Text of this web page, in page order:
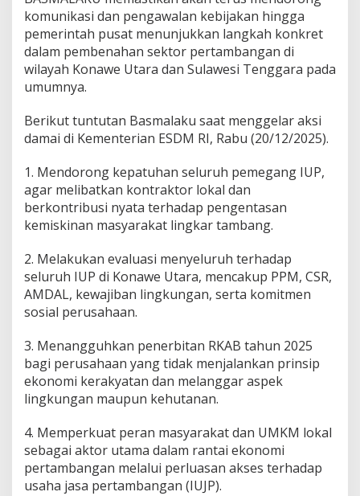
komunikasi dan pengawalan kebijakan hingga
pemerintah pusat menunjukkan langkah konkret
dalam pembenahan sektor pertambangan di
wilayah Konawe Utara dan Sulawesi Tenggara pada
umumnya.
Berikut tuntutan Basmalaku saat menggelar aksi
damai di Kementerian ESDM RI, Rabu (20/12/2025).
1. Mendorong kepatuhan seluruh pemegang IUP,
agar melibatkan kontraktor lokal dan
berkontribusi nyata terhadap pengentasan
kemiskinan masyarakat lingkar tambang.
2. Melakukan evaluasi menyeluruh terhadap
seluruh IUP di Konawe Utara, mencakup PPM, CSR,
AMDAL, kewajiban lingkungan, serta komitmen
sosial perusahaan.
3. Menangguhkan penerbitan RKAB tahun 2025
bagi perusahaan yang tidak menjalankan prinsip
ekonomi kerakyatan dan melanggar aspek
lingkungan maupun kehutanan.
4. Memperkuat peran masyarakat dan UMKM lokal
sebagai aktor utama dalam rantai ekonomi
pertambangan melalui perluasan akses terhadap
usaha jasa pertambangan (IUJP).